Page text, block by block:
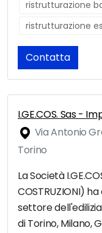
ristrutturazione
ristrutturazione
Contatta
I.GE.COS. Sas -
Via Antonio
Torino
La Società
COSTRUZIONI)
settore
di Torino, Milano,